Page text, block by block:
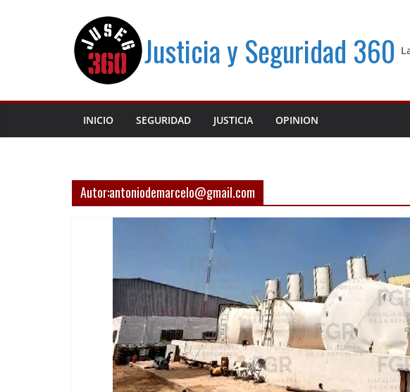
Justicia y Seguridad 360
INICIO SEGURIDAD JUSTICIA OPINION
Autor:antoniodemarcelo@gmail.com